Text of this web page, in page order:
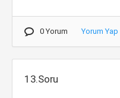
0 Yorum Yorum Yap
13.Soru